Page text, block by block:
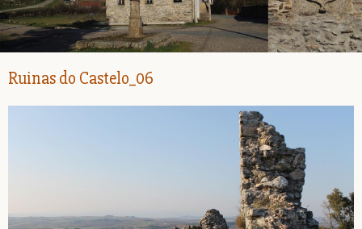
Ruinas do Castelo_06